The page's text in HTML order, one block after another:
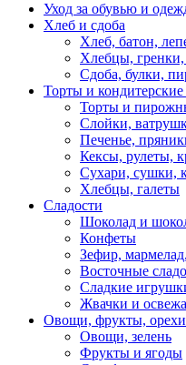
Уход за обувью и
Хлеб и сдоба
Хлеб, батон,
Хлебцы, гренки,
Сдоба, булки,
Торты и кондитерские
Торты и
Слойки,
Печенье,
Кексы, рулеты,
Сухари, сушки,
Хлебцы, галеты
Сладости
Шоколад и
Конфеты
Зефир,
Восточные
Сладкие
Жвачки и
Овощи, фрукты, орехи
Овощи, зелень
Фрукты и ягоды